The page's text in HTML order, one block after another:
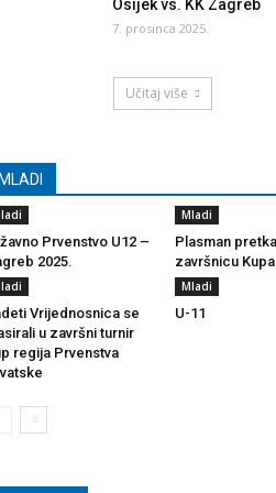
Osijek vs. KK Zagreb
7. prosinca 2025.
Učitaj više
MLADI
Prvenstvo U12 –
2025.
Mladi
Plasman
završnicu
Vrijednosnica se
u završni turnir
regija Prvenstva
Mladi
U-11